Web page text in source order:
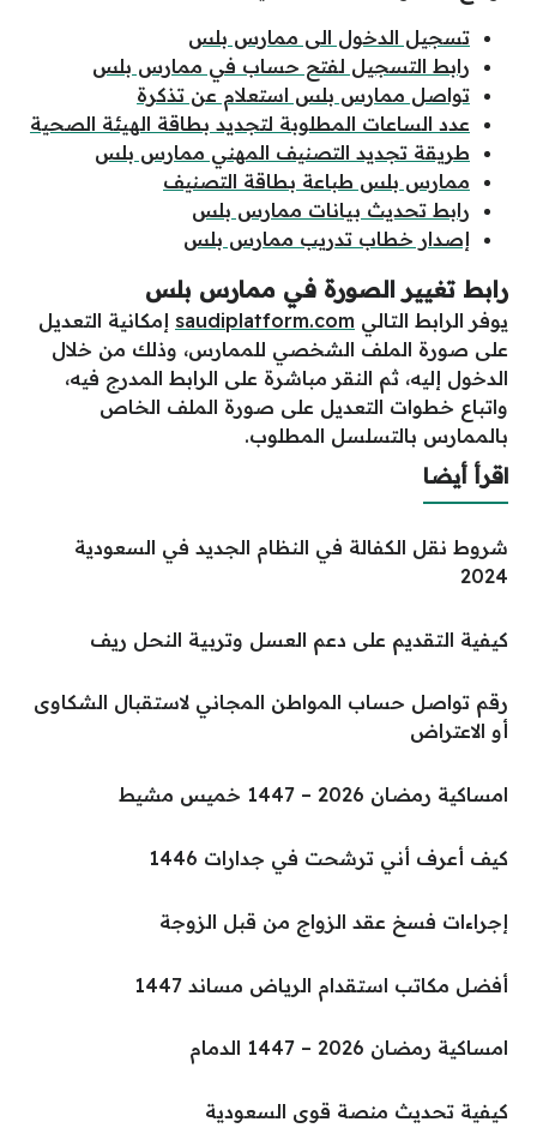
تسجيل الدخول الى ممارس بلس
رابط التسجيل لفتح حساب في ممارس بلس
تواصل ممارس بلس استعلام عن تذكرة
عدد الساعات المطلوبة لتجديد بطاقة الهيئة الصحية
طريقة تجديد التصنيف المهني ممارس بلس
ممارس بلس طباعة بطاقة التصنيف
رابط تحديث بيانات ممارس بلس
إصدار خطاب تدريب ممارس بلس
رابط تغيير الصورة في ممارس بلس
يوفر الرابط التالي saudiplatform.com إمكانية التعديل
على صورة الملف الشخصي للممارس، وذلك من خلال
الدخول إليه، ثم النقر مباشرة على الرابط المدرج فيه،
واتباع خطوات التعديل على صورة الملف الخاص
بالممارس بالتسلسل المطلوب.
اقرأ أيضا
شروط نقل الكفالة في النظام الجديد في السعودية
2024
كيفية التقديم على دعم العسل وتربية النحل ريف
رقم تواصل حساب المواطن المجاني لاستقبال الشكاوى
أو الاعتراض
امساكية رمضان 2026 – 1447 خميس مشيط
كيف أعرف أني ترشحت في جدارات 1446
إجراءات فسخ عقد الزواج من قبل الزوجة
أفضل مكاتب استقدام الرياض مساند 1447
امساكية رمضان 2026 – 1447 الدمام
كيفية تحديث منصة قوى السعودية